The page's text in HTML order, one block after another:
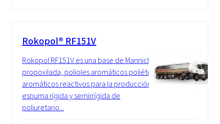
Rokopol® RF151V
Rokopol RF151V es una base de Mannich
propoxilada, polioles aromáticos poliéter
aromáticos reactivos para la producción de
espuma rígida y semirrígida de
poliuretano...